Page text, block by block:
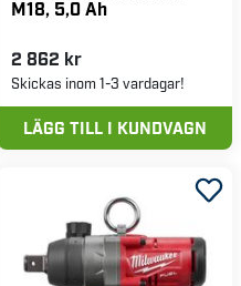
M18, 5,0 Ah
2 862 kr
Skickas inom 1-3 vardagar!
LÄGG TILL I KUNDVAGN